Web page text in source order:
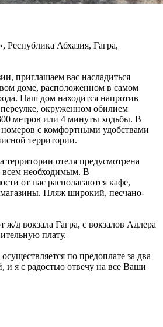
Республика Абхазия, Гагра,
приглашаем вас насладиться
доме, расположенном в самом
Наш дом находится напротив
окруженном обилием
метров или 4 минуты ходьбы. В
с комфортными удобствами
территории.
территории отеля предусмотрена
всем необходимым. В
от нас располагаются кафе,
Пляж широкий, песчано-
ж/д вокзала Гагра, с вокзалов Адлера
плату.
по предоплате за два
и я с радостью отвечу на все Ваши